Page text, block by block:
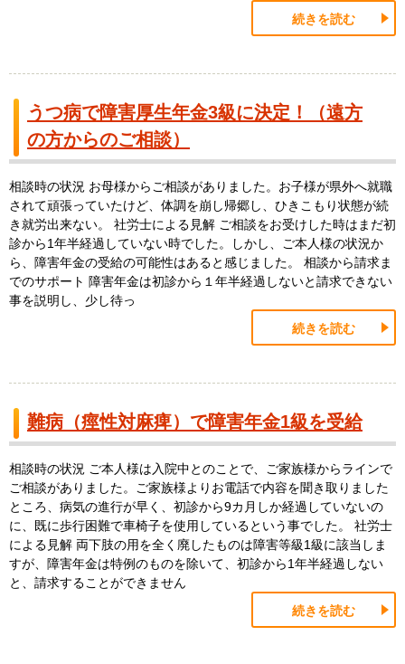
続きを読む
うつ病で障害厚生年金3級に決定！（遠方
の方からのご相談）
相談時の状況 お母様からご相談がありました。お子様が県外へ就職
されて頑張っていたけど、体調を崩し帰郷し、ひきこもり状態が続
き就労出来ない。 社労士による見解 ご相談をお受けした時はまだ初
診から1年半経過していない時でした。しかし、ご本人様の状況か
ら、障害年金の受給の可能性はあると感じました。 相談から請求ま
でのサポート 障害年金は初診から１年半経過しないと請求できない
事を説明し、少し待っ
続きを読む
難病（痙性対麻痺）で障害年金1級を受給
相談時の状況 ご本人様は入院中とのことで、ご家族様からラインで
ご相談がありました。ご家族様よりお電話で内容を聞き取りました
ところ、病気の進行が早く、初診から9カ月しか経過していないの
に、既に歩行困難で車椅子を使用しているという事でした。 社労士
による見解 両下肢の用を全く廃したものは障害等級1級に該当しま
すが、障害年金は特例のものを除いて、初診から1年半経過しない
と、請求することができません
続きを読む